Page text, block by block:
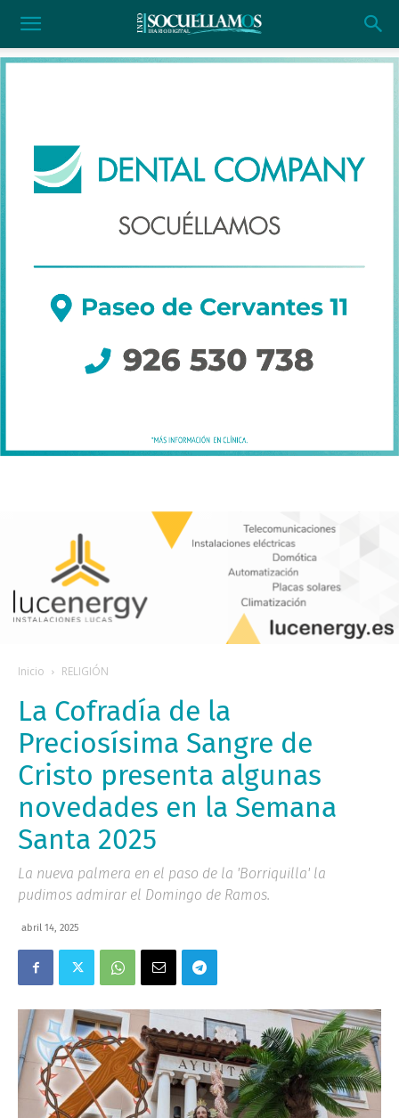
Inicio RELIGIÓN
La Cofradía de la
Preciosísima Sangre de
Cristo presenta algunas
novedades en la Semana
Santa 2025
La nueva palmera en el paso de la 'Borriquilla' la
pudimos admirar el Domingo de Ramos.
abril 14, 2025